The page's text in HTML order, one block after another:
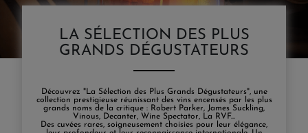
LA SÉLECTION DES PLUS
GRANDS DÉGUSTATEURS
Découvrez "La Sélection des Plus Grands Dégustateurs", une
collection prestigieuse réunissant des vins encensés par les plus
grands noms de la critique : Robert Parker, James Suckling,
Vinous, Decanter, Wine Spectator, La RVF...
Des cuvées rares, soigneusement choisies pour leur élégance,